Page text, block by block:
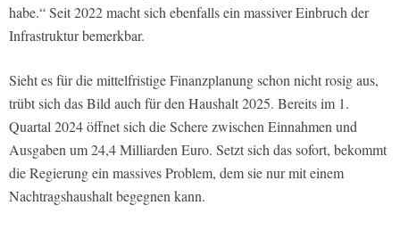
habe.“ Seit 2022 macht sich ebenfalls ein massiver Einbruch der
Infrastruktur bemerkbar.
Sieht es für die mittelfristige Finanzplanung schon nicht rosig aus,
trübt sich das Bild auch für den Haushalt 2025. Bereits im 1.
Quartal 2024 öffnet sich die Schere zwischen Einnahmen und
Ausgaben um 24,4 Milliarden Euro. Setzt sich das sofort, bekommt
die Regierung ein massives Problem, dem sie nur mit einem
Nachtragshaushalt begegnen kann.